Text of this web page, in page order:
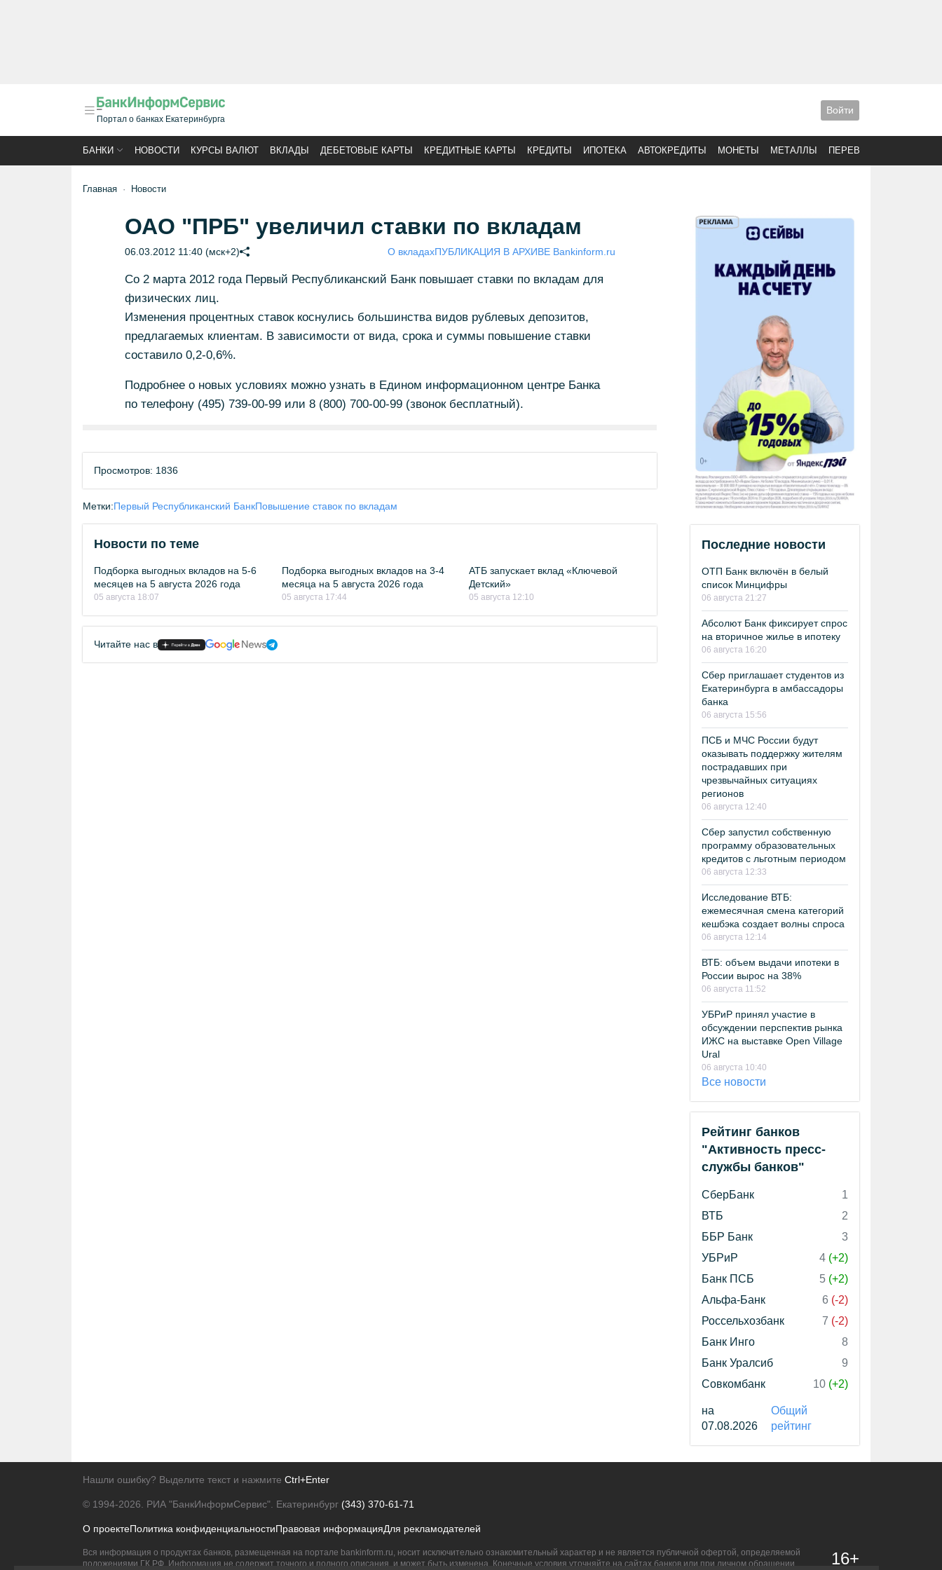
Портал о банках Екатеринбурга
Войти
БАНКИ НОВОСТИ КУРСЫ ВАЛЮТ ВКЛАДЫ ДЕБЕТОВЫЕ КАРТЫ КРЕДИТНЫЕ КАРТЫ КРЕДИТЫ ИПОТЕКА АВТОКРЕДИТЫ МОНЕТЫ МЕТАЛЛЫ ПЕРЕВОДЫ
Главная Новости
ОАО "ПРБ" увеличил ставки по вкладам
06.03.2012 11:40 (мск+2) О вкладахПУБЛИКАЦИЯ В АРХИВЕ Bankinform.ru
Со 2 марта 2012 года Первый Республиканский Банк повышает ставки по вкладам для
физических лиц.
Изменения процентных ставок коснулись большинства видов рублевых депозитов,
предлагаемых клиентам. В зависимости от вида, срока и суммы повышение ставки
составило 0,2-0,6%.
Подробнее о новых условиях можно узнать в Едином информационном центре Банка
по телефону (495) 739-00-99 или 8 (800) 700-00-99 (звонок бесплатный).
Просмотров: 1836
Метки:Первый Республиканский БанкПовышение ставок по вкладам
Новости по теме
Подборка выгодных вкладов на 5-6
месяцев на 5 августа 2026 года
05 августа 18:07
Подборка выгодных вкладов на 3-4
месяца на 5 августа 2026 года
05 августа 17:44
АТБ запускает вклад «Ключевой
Детский»
05 августа 12:10
Читайте нас в
Последние новости
ОТП Банк включён в белый
список Минцифры
06 августа 21:27
Абсолют Банк фиксирует спрос
на вторичное жилье в ипотеку
06 августа 16:20
Сбер приглашает студентов из
Екатеринбурга в амбассадоры
банка
06 августа 15:56
ПСБ и МЧС России будут
оказывать поддержку жителям
пострадавших при
чрезвычайных ситуациях
регионов
06 августа 12:40
Сбер запустил собственную
программу образовательных
кредитов с льготным периодом
06 августа 12:33
Исследование ВТБ:
ежемесячная смена категорий
кешбэка создает волны спроса
06 августа 12:14
ВТБ: объем выдачи ипотеки в
России вырос на 38%
06 августа 11:52
УБРиР принял участие в
обсуждении перспектив рынка
ИЖС на выставке Open Village
Ural
06 августа 10:40
Все новости
Рейтинг банков
"Активность пресс-
службы банков"
СберБанк
1
ВТБ
2
ББР Банк
3
УБРиР
4 (+2)
Банк ПСБ
5 (+2)
Альфа-Банк
6 (-2)
Россельхозбанк
7 (-2)
Банк Инго
8
Банк Уралсиб
9
Совкомбанк
10 (+2)
на
07.08.2026
Общий
рейтинг
Нашли ошибку? Выделите текст и нажмите Ctrl+Enter
© 1994-2026. РИА "БанкИнформСервис". Екатеринбург (343) 370-61-71
О проектеПолитика конфиденциальностиПравовая информацияДля рекламодателей
Вся информация о продуктах банков, размещенная на портале bankinform.ru, носит исключительно ознакомительный характер и не является публичной офертой, определяемой
положениями ГК РФ. Информация не содержит точного и полного описания, и может быть изменена. Конечные условия уточняйте на сайтах банков или при личном обращении.
16+